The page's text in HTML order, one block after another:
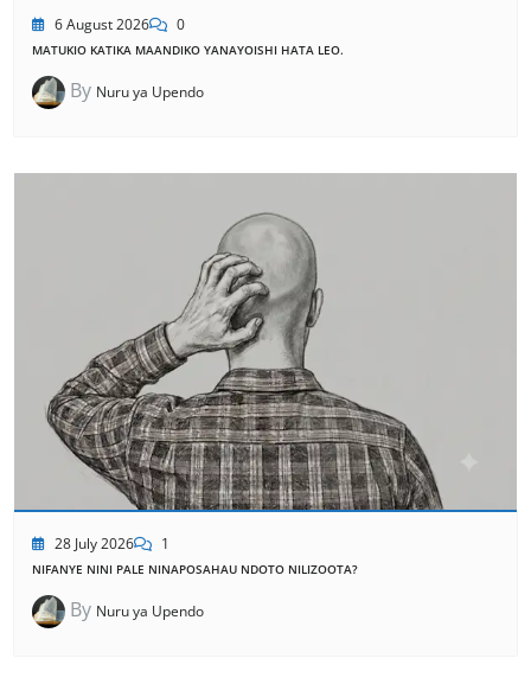
6 August 2026 0
MATUKIO KATIKA MAANDIKO YANAYOISHI HATA LEO.
By Nuru ya Upendo
28 July 2026 1
NIFANYE NINI PALE NINAPOSAHAU NDOTO NILIZOOTA?
By Nuru ya Upendo